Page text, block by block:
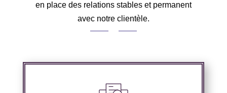
en place des relations stables et permanent
avec notre clientèle.